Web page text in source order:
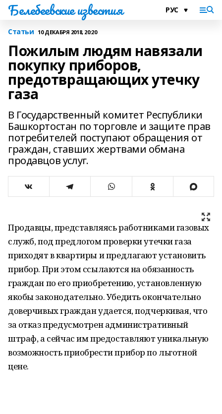
Белебеевские известия
Статьи 10 ДЕКАБРЯ 2018, 20:20
Пожилым людям навязали
покупку приборов,
предотвращающих утечку
газа
В Государственный комитет Республики
Башкортостан по торговле и защите прав
потребителей поступают обращения от
граждан, ставших жертвами обмана
продавцов услуг.
Продавцы, представляясь работниками газовых
служб, под предлогом проверки утечки газа
приходят в квартиры и предлагают установить
прибор. При этом ссылаются на обязанность
граждан по его приобретению, установленную
якобы законодательно. Убедить окончательно
доверчивых граждан удается, подчеркивая, что
за отказ предусмотрен административный
штраф, а сейчас им предоставляют уникальную
возможность приобрести прибор по льготной
цене.